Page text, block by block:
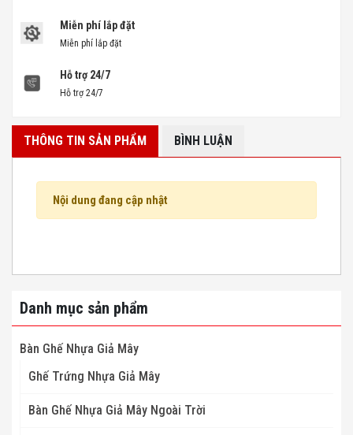
Miễn phí lắp đặt
Miễn phí lắp đặt
Hỗ trợ 24/7
Hỗ trợ 24/7
THÔNG TIN SẢN PHẨM BÌNH LUẬN
Nội dung đang cập nhật
Danh mục sản phẩm
Bàn Ghế Nhựa Giả Mây
Ghế Trứng Nhựa Giả Mây
Bàn Ghế Nhựa Giả Mây Ngoài Trời